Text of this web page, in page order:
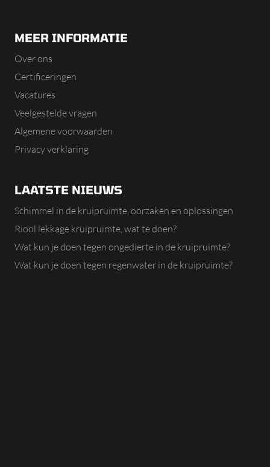
MEER INFORMATIE
Over ons
Certificeringen
Vacatures
Veelgestelde vragen
Algemene voorwaarden
Privacy verklaring
LAATSTE NIEUWS
Schimmel in de kruipruimte, oorzaken en oplossingen
Riool lekkage kruipruimte, wat te doen?
Wat kun je doen tegen ongedierte in de kruipruimte?
Wat kun je doen tegen regenwater in de kruipruimte?